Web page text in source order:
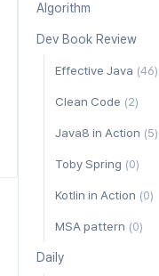
Algorithm
Dev Book Review
Effective Java (46)
Clean Code (2)
Java8 in Action (5)
Toby Spring (0)
Kotlin in Action (0)
MSA pattern (0)
Daily